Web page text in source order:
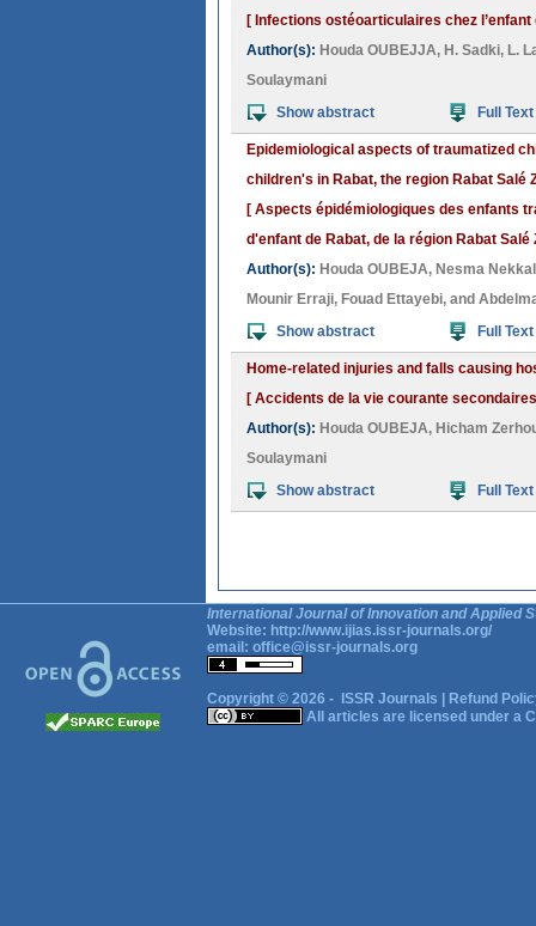
[ Infections ostéoarticulaires chez
Author(s): Houda OUBEJJA, H. Sadki, L.
Soulaymani
Show abstract
Full Text
Epidemiological aspects of traumatized
children's in Rabat, the region Rabat Salé
[ Aspects épidémiologiques des enfants
d'enfant de Rabat, de la région Rabat Salé
Author(s): Houda OUBEJA, Nesma Nekkal
Mounir Erraji, Fouad Ettayebi, and
Show abstract
Full Text
Home-related injuries and falls causing
[ Accidents de la vie courante
Author(s): Houda OUBEJA, Hicham
Soulaymani
Show abstract
Full Text
International Journal of Innovation and Applied
Website: http://www.ijias.issr-journals.org/
email: office@issr-journals.org
Copyright © 2026 - ISSR Journals
Refund
All articles are licensed under a